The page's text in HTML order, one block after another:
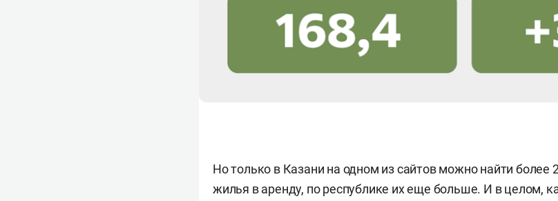
Но только в Казани на одном из сайтов можно найти более
жилья в аренду, по республике их еще больше. И в целом,